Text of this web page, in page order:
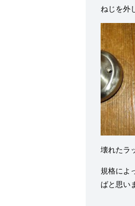
ねじを外
壊れたラ
規格によ
ばと思い